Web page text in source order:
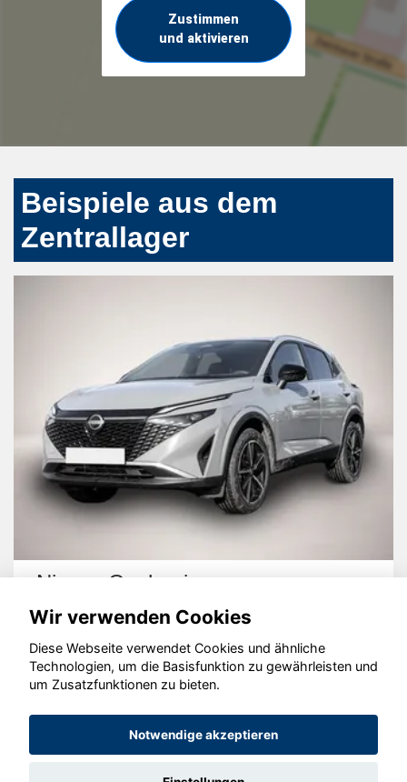
Zustimmen
und aktivieren
Beispiele aus dem
Zentrallager
Nissan Qashqai
© konjunkturmotor.de GmbH 2020 - 2026
Wir verwenden Cookies
Diese Webseite verwendet Cookies und ähnliche
Technologien, um die Basisfunktion zu gewährleisten und
um Zusatzfunktionen zu bieten.
Notwendige akzeptieren